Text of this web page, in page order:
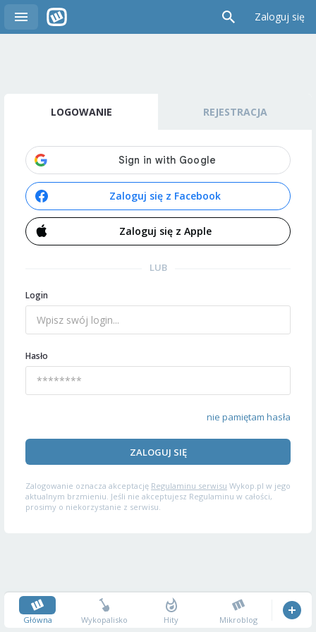
Zaloguj się
LOGOWANIE REJESTRACJA
Zaloguj się z Facebook
Zaloguj się z Apple
LUB
Login
Hasło
nie pamiętam hasła
ZALOGUJ SIĘ
Zalogowanie oznacza akceptację Regulaminu serwisu Wykop.pl w jego
aktualnym brzmieniu. Jeśli nie akceptujesz Regulaminu w całości,
prosimy o niekorzystanie z serwisu.
Główna Wykopalisko Hity Mikroblog